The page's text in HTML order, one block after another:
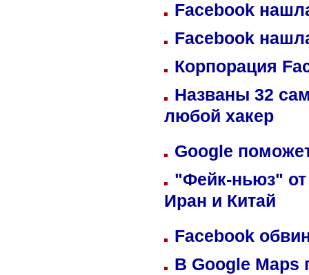
Facebook
Facebook
Корпорация
Названы 32
любой хакер
Google
"Фейк-ньюз" от
Иран и Китай
Facebook
В Google Maps